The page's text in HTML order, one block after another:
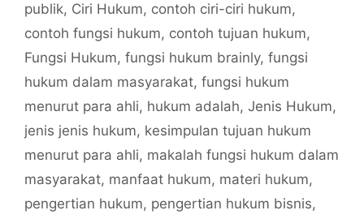
publik, Ciri Hukum, contoh ciri-ciri hukum,
contoh fungsi hukum, contoh tujuan hukum,
Fungsi Hukum, fungsi hukum brainly, fungsi
hukum dalam masyarakat, fungsi hukum
menurut para ahli, hukum adalah, Jenis Hukum,
jenis jenis hukum, kesimpulan tujuan hukum
menurut para ahli, makalah fungsi hukum dalam
masyarakat, manfaat hukum, materi hukum,
pengertian hukum, pengertian hukum bisnis,